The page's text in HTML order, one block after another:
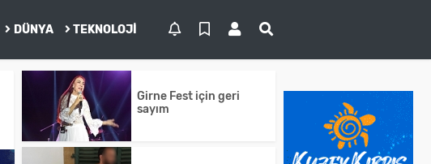
DÜNYA TEKNOLOJI
Girne Fest için geri
sayım